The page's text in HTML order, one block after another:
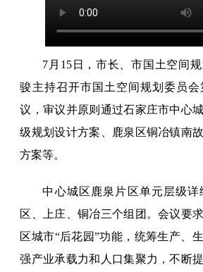
7月15日，市长、市国土空间
骏主持召开市国土空间规划委员
议，审议并原则通过石家庄市中心
级规划设计方案、鹿泉区铜冶镇南
方案等。
中心城区鹿泉片区单元层级
区、上庄、铜冶三个组团。会议要
区城市“后花园”功能，统筹生产、
强产业承载力和人口集聚力，不断